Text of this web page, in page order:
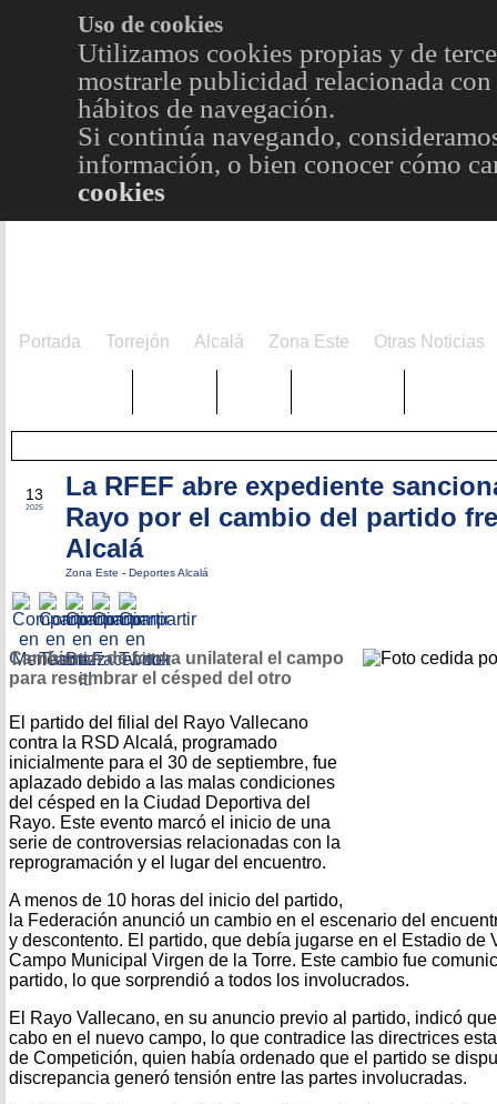
Uso de cookies
Utilizamos cookies propias y de
mostrarle publicidad relacionada
hábitos de navegación.
Si continúa navegando,
información, o bien conocer cómo
cookies
Portada Torrejón Alcalá Zona Este Otras Noticias
13
2025
La RFEF abre expediente
Rayo por el cambio del partido
Alcalá
Zona Este - Deportes Alcalá
Cambiaron de forma unilateral el campo
para resembrar el césped del otro
El partido del filial del Rayo Vallecano
contra la RSD Alcalá, programado
inicialmente para el 30 de septiembre, fue
aplazado debido a las malas condiciones
del césped en la Ciudad Deportiva del
Rayo. Este evento marcó el inicio de una
serie de controversias relacionadas con la
reprogramación y el lugar del encuentro.
A menos de 10 horas del inicio del partido,
la Federación anunció un cambio en el escenario del
y descontento. El partido, que debía jugarse en el Estadio de
Campo Municipal Virgen de la Torre. Este cambio fue
partido, lo que sorprendió a todos los involucrados.
El Rayo Vallecano, en su anuncio previo al partido, indicó
cabo en el nuevo campo, lo que contradice las directrices
de Competición, quien había ordenado que el partido se
discrepancia generó tensión entre las partes involucradas.